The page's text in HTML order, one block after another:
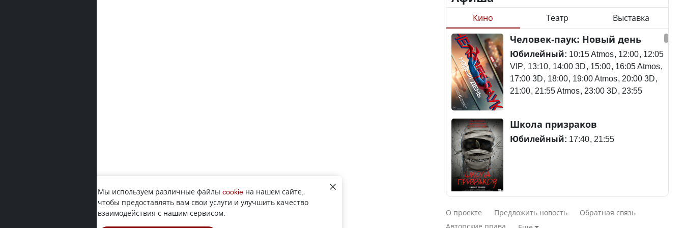
Будут ли представлены
интересы регионов в
Курултае?
Ең төменгі жалақы,
алимент, экология: жеті
партия сайлаушылармен
нені талқылап жатыр?
Минимальная зарплата,
чем говорят с
Станет ли
метапневмовирус
эпидемией, рассказали в
ВОЗ
потерпел крушение в
Южной Корее, погибли
120 человек
Актау: Путин принес
Кино Театр Выставка
Человек-паук: Новый день
Юбилейный: 10:15 Atmos 12:00 12:05
VIP 13:10 14:00 3D 15:00 16:05 Atmos
17:00 3D 18:00 19:00 Atmos 20:00 3D
21:00 21:55 Atmos 23:00 3D 23:55
Школа призраков
Юбилейный: 17:40 21:55
Смешарики сквозь вселенные
Юбилейный:
О проекте Предложить новость
Обратная связь
Мы используем различные файлы cookie на нашем сайте,
чтобы предоставлять вам свои услуги и улучшить качество
взаимодействия с нашим сервисом.